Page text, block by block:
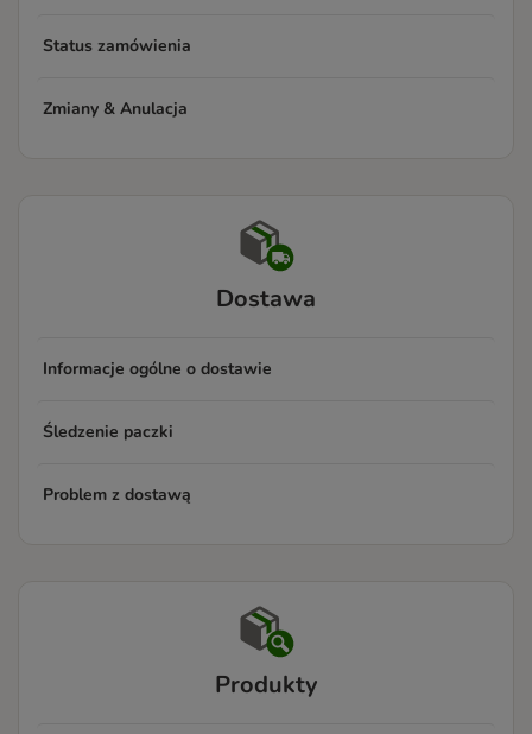
Status zamówienia
Zmiany & Anulacja
Dostawa
Informacje ogólne o dostawie
Śledzenie paczki
Problem z dostawą
Produkty